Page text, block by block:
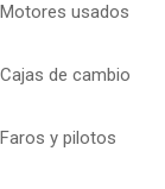
Motores usados
Cajas de cambio
Faros y pilotos